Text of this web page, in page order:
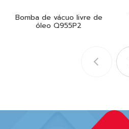
Bomba de vácuo livre de
óleo Q955P2